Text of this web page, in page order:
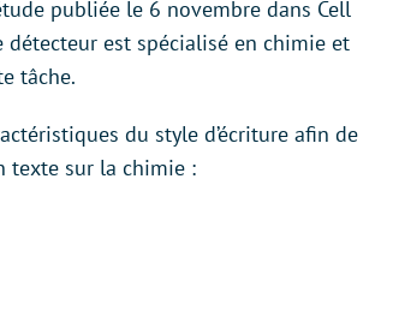
publiée le 6 novembre dans Cell
détecteur est spécialisé en chimie et
tâche.
du style d’écriture afin de
texte sur la chimie :